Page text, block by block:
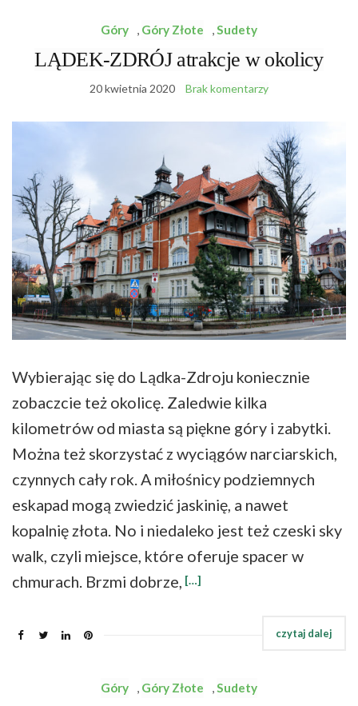
Góry , Góry Złote ,Sudety
LĄDEK-ZDRÓJ atrakcje w okolicy
20 kwietnia 2020 Brak komentarzy
Wybierając się do Lądka-Zdroju koniecznie
zobaczcie też okolicę. Zaledwie kilka
kilometrów od miasta są piękne góry i zabytki.
Można też skorzystać z wyciągów narciarskich,
czynnych cały rok. A miłośnicy podziemnych
eskapad mogą zwiedzić jaskinię, a nawet
kopalnię złota. No i niedaleko jest też czeski sky
walk, czyli miejsce, które oferuje spacer w
chmurach. Brzmi dobrze, […]
Góry , Góry Złote ,Sudety